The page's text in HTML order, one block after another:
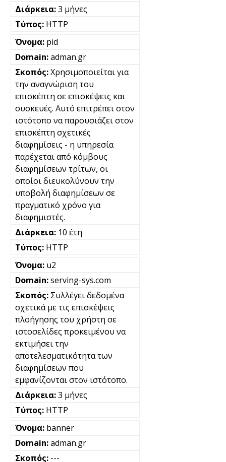
3 μήνες
HTTP
pid
adman.gr
Χρησιμοποιείται για
την αναγνώριση του
επισκέπτη σε επισκέψεις και
συσκευές. Αυτό επιτρέπει στον
ιστότοπο να παρουσιάζει στον
επισκέπτη σχετικές
διαφημίσεις - η υπηρεσία
παρέχεται από κόμβους
διαφημίσεων τρίτων, οι
οποίοι διευκολύνουν την
υποβολή διαφημίσεων σε
πραγματικό χρόνο για
διαφημιστές.
10 έτη
HTTP
u2
serving-sys.com
Συλλέγει δεδομένα
σχετικά με τις επισκέψεις
πλοήγησης του χρήστη σε
ιστοσελίδες προκειμένου να
εκτιμήσει την
αποτελεσματικότητα των
διαφημίσεων που
εμφανίζονται στον ιστότοπο.
3 μήνες
HTTP
banner
adman.gr
---